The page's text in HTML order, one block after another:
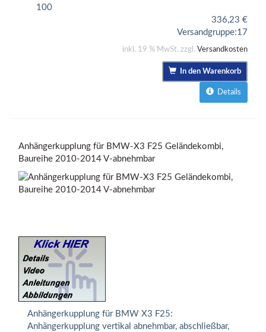
100
336,23 €
Versandgruppe:17
inkl. 19 % MwSt. zzgl. Versandkosten
In den Warenkorb
Details
Anhängerkupplung für BMW-X3 F25 Geländekombi,
Baureihe 2010-2014 V-abnehmbar
Anhängerkupplung für BMW X3 F25:
Anhängerkupplung vertikal abnehmbar, abschließbar,